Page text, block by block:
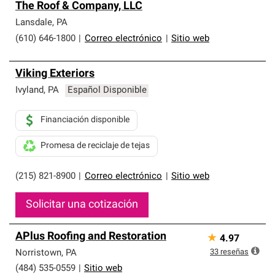
The Roof & Company, LLC
Lansdale, PA
(610) 646-1800
Correo electrónico Sitio web
Viking Exteriors
Ivyland, PA Español Disponible
(215) 821-8900 Correo electrónico Sitio web
Financiación disponible
Promesa de reciclaje de tejas
Solicitar una cotización
APlus Roofing and Restoration
Norristown, PA
(484) 535-0559
Sitio web
★ 4.97
33 reseñas